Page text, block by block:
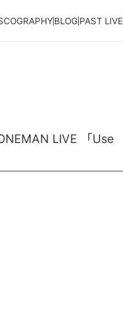
BLOG PAST LIVE
LIVE 「Use